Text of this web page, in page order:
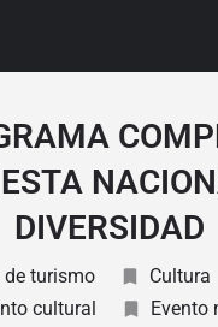
DIVERSIDAD
de turismo Cultura
cultural
Evento